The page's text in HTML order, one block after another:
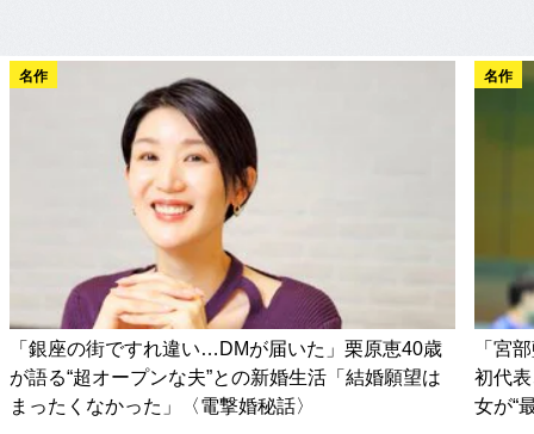
名作
「銀座の街ですれ違い…DMが届いた」栗原恵40歳
が語る“超オープンな夫”との新婚生活「結婚願望は
まったくなかった」〈電撃婚秘話〉
名作
「宮
初代
女が“